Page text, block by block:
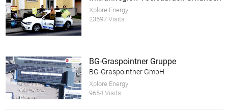
Xplore Energy
23597 Visits
BG-Graspointner Gruppe
BG-Graspointner GmbH
Xplore Energy
9654 Visits